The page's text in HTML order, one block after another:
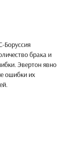
Боруссия
брака и
Эвертон явно
ошибки их